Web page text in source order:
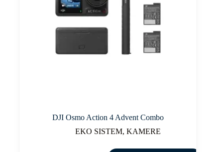
DJI Osmo Action 4 Advent Combo
EKO SISTEM,KAMERE